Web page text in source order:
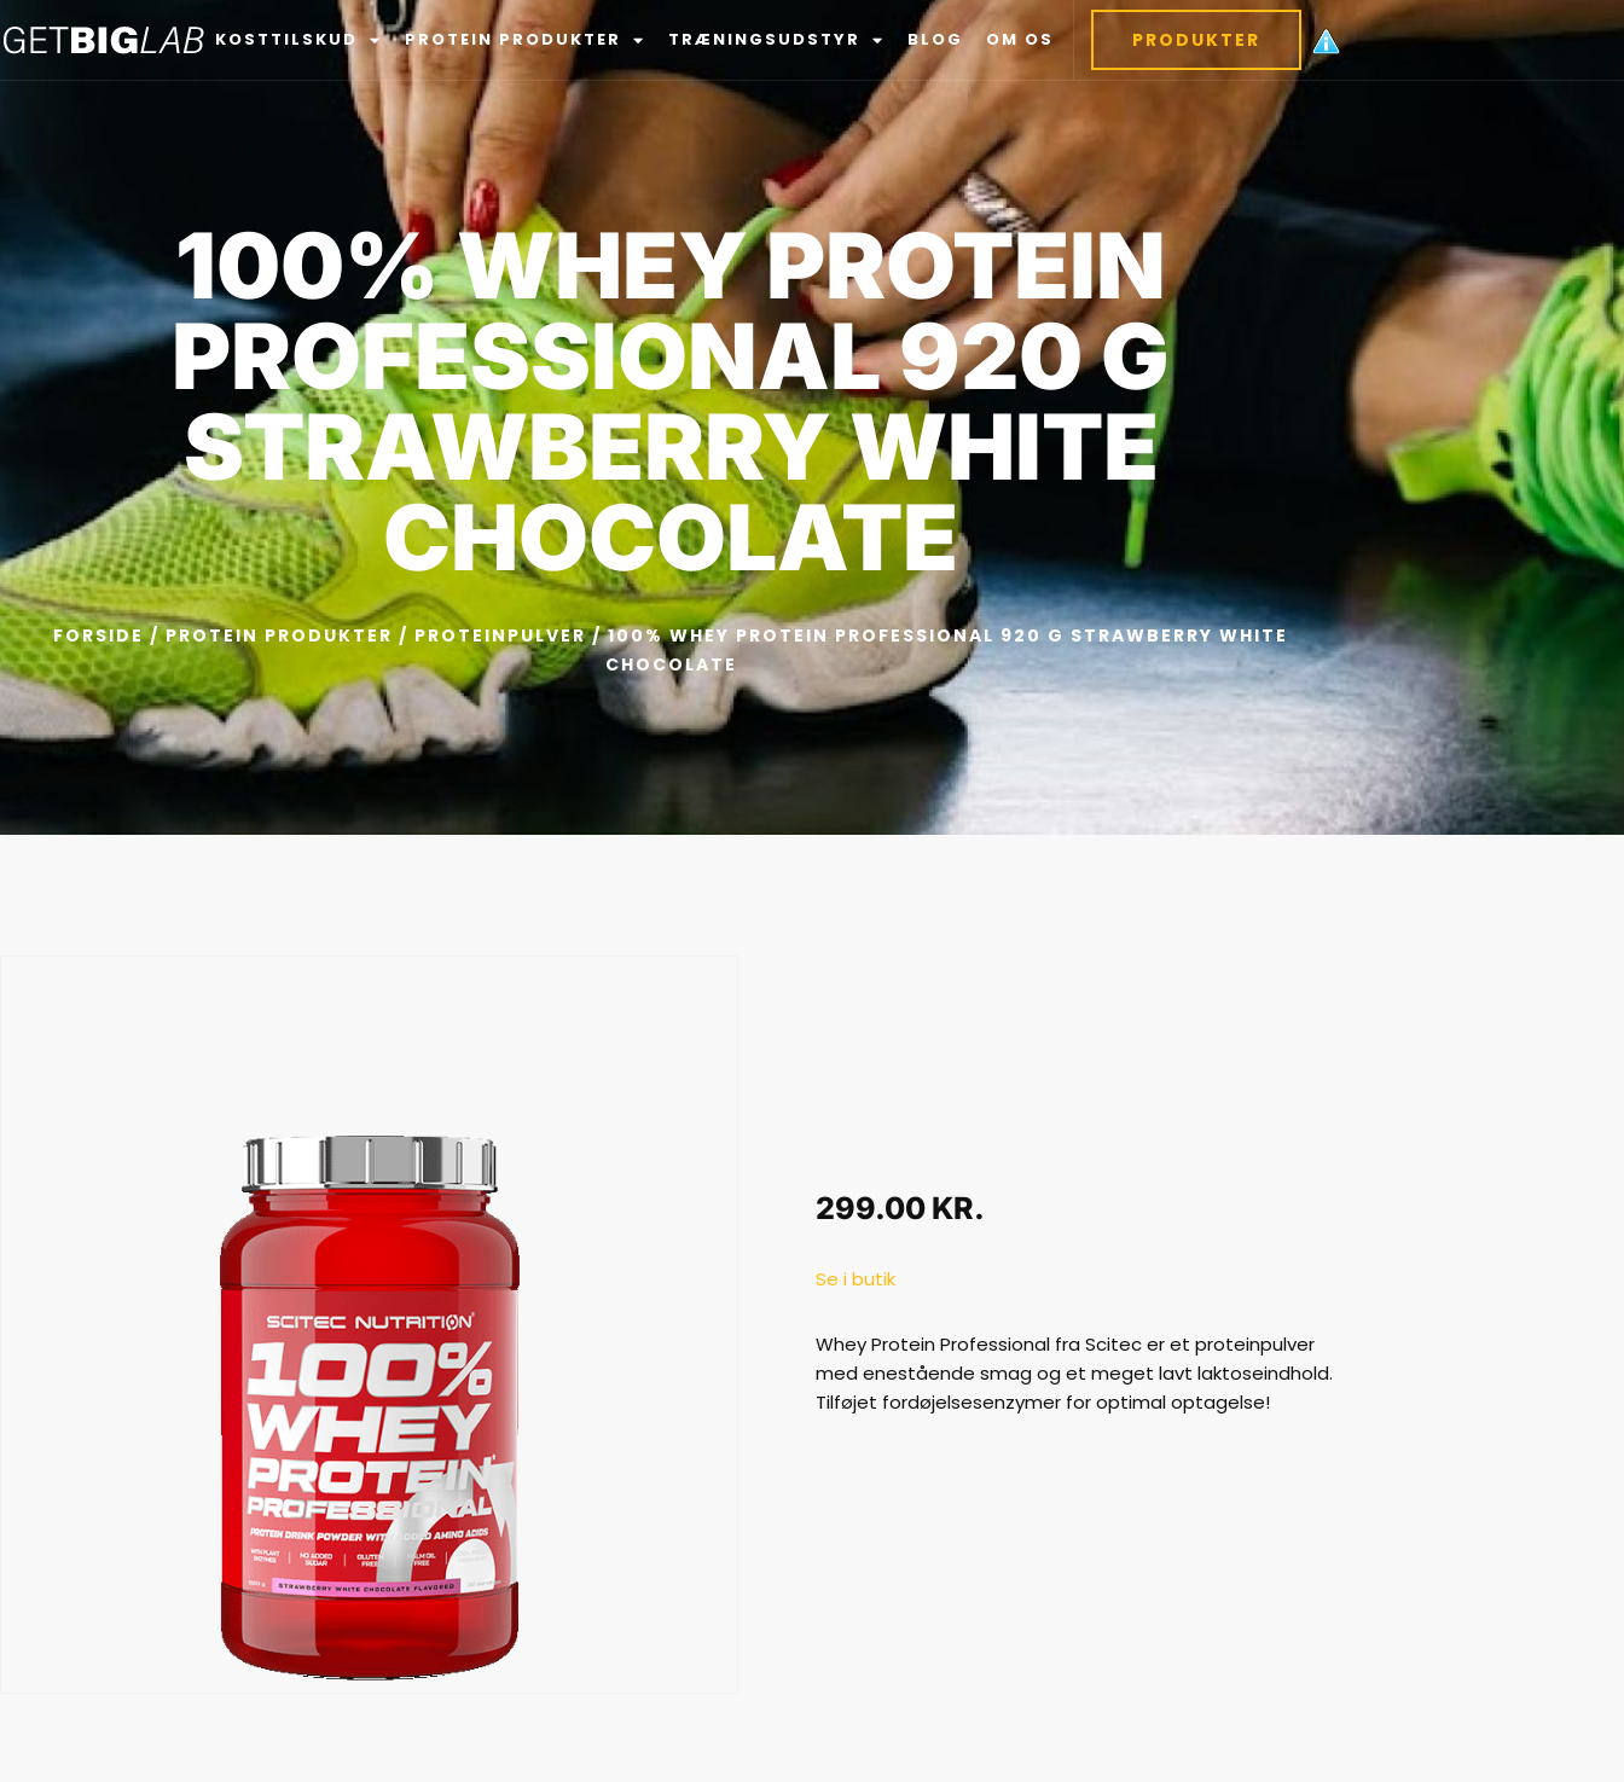
KOSTTILSKUD PROTEIN PRODUKTER TRÆNINGSUDSTYR BLOG OM OS PRODUKTER
100% WHEY PROTEIN
PROFESSIONAL 920 G
STRAWBERRY WHITE
CHOCOLATE
FORSIDE/PROTEIN PRODUKTER / PROTEINPULVER/ 100% WHEY PROTEIN PROFESSIONAL 920 G STRAWBERRY WHITE
CHOCOLATE
299.00 KR.
Se i butik
Whey Protein Professional fra Scitec er et proteinpulver
med enestående smag og et meget lavt laktoseindhold.
Tilføjet fordøjelsesenzymer for optimal optagelse!